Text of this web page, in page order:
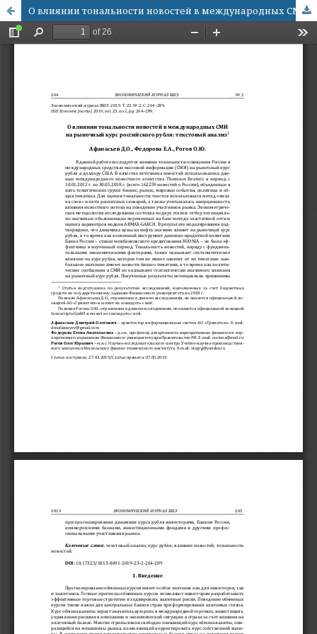
О влиянии тональности новостей в международных СМИ на рыночный курс российского рубля: текстовый анализ